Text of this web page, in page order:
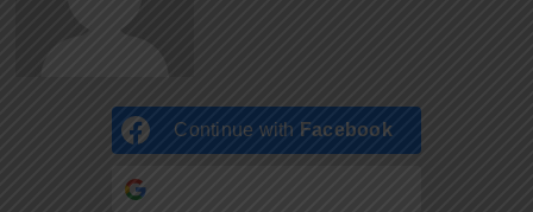
Continue with Facebook